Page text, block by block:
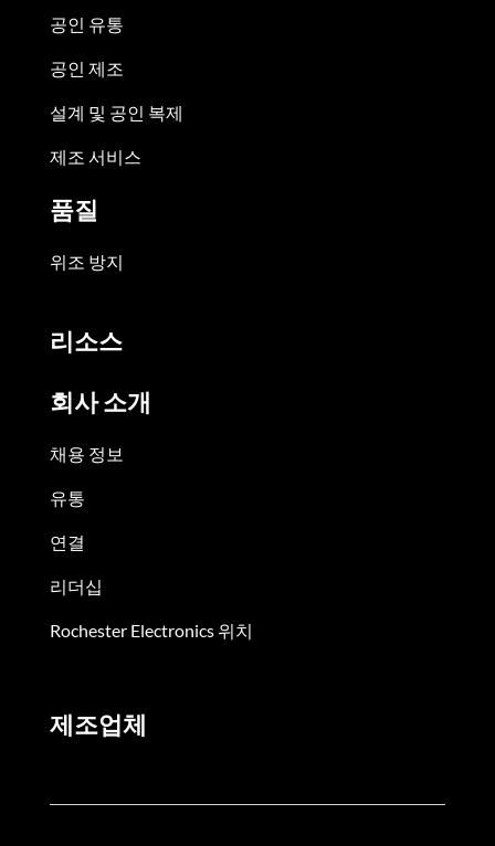
공인 유통
공인 제조
설계 및 공인 복제
제조 서비스
품질
위조 방지
리소스
회사 소개
채용 정보
유통
연결
리더십
Rochester Electronics 위치
제조업체